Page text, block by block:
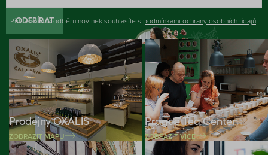
ODEBÍRAT
Přihlášením k odběru novinek souhlasíte s podmínkami ochrany osobních údajů.
Prodejny OXALIS
ZOBRAZIT MAPU
Prague Tea Center
ZOBRAZIT VÍCE